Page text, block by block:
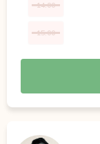
14:00
15:00